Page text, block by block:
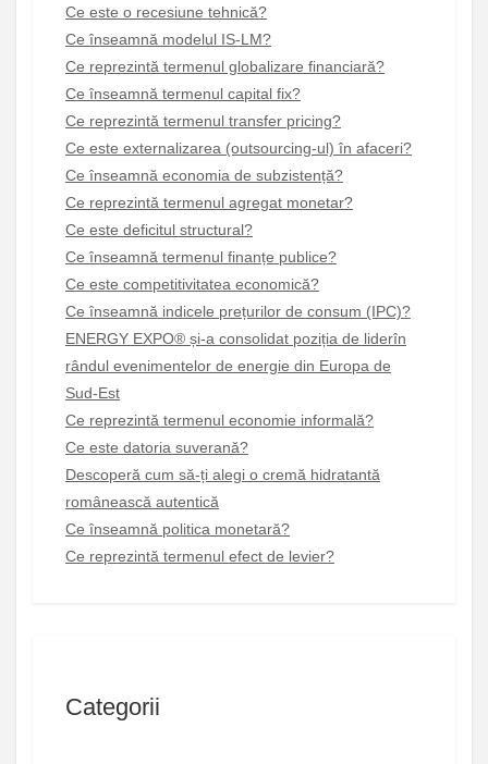
Ce este o recesiune tehnică?
Ce înseamnă modelul IS-LM?
Ce reprezintă termenul globalizare financiară?
Ce înseamnă termenul capital fix?
Ce reprezintă termenul transfer pricing?
Ce este externalizarea (outsourcing-ul) în afaceri?
Ce înseamnă economia de subzistență?
Ce reprezintă termenul agregat monetar?
Ce este deficitul structural?
Ce înseamnă termenul finanțe publice?
Ce este competitivitatea economică?
Ce înseamnă indicele prețurilor de consum (IPC)?
ENERGY EXPO® și-a consolidat poziția de liderîn
rândul evenimentelor de energie din Europa de
Sud-Est
Ce reprezintă termenul economie informală?
Ce este datoria suverană?
Descoperă cum să-ți alegi o cremă hidratantă
românească autentică
Ce înseamnă politica monetară?
Ce reprezintă termenul efect de levier?
Categorii